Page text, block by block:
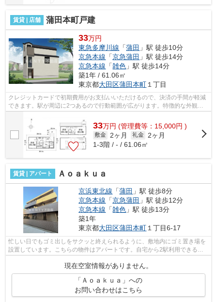
賃貸 | 店舗 蒲田本町戸建
33万円
東急多摩川線 「蒲田 」駅 徒歩10分
京急本線 「京急蒲田 」駅 徒歩14分
京急本線 「雑色 」駅 徒歩14分
築1年 / 61.06㎡
東京都大田区蒲田本町 １丁目
クレジットカードで初期費用がお支払いいただけるので、決済の手間が軽減
できます。駅が周辺に2つあるので行動範囲が広がります。特徴的な外観と
33万円 (管理費等：15,000円 )
敷金 2ヶ月 礼金
2ヶ月
1-3階 / - / 61.06㎡
賃貸 | アパート Ａｏａｋｕａ
京浜東北線 「蒲田 」駅 徒歩8分
京急本線 「京急蒲田 」駅 徒歩12分
京急本線 「雑色 」駅 徒歩13分
築1年
東京都大田区蒲田本町１丁目6-17
忙しい日でもゴミ出しをサクッと終えられるように、敷地内にゴミ置き場を
設置しています。こちらの物件はアパートです。自宅から2駅利用できる、
現在空室情報がありません。
「Ａｏａｋｕａ」への
お問い合わせはこちら